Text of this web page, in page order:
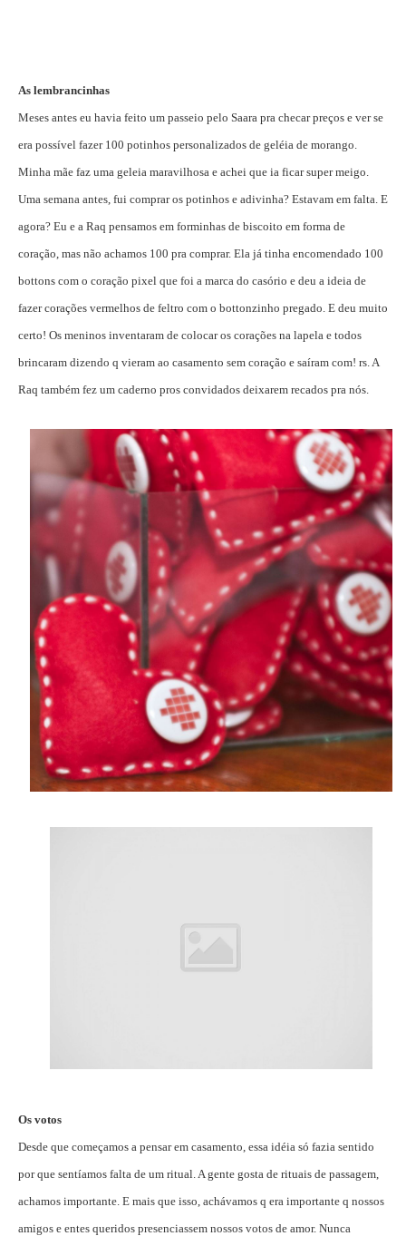
As lembrancinhas
Meses antes eu havia feito um passeio pelo Saara pra checar preços e ver se
era possível fazer 100 potinhos personalizados de geléia de morango.
Minha mãe faz uma geleia maravilhosa e achei que ia ficar super meigo.
Uma semana antes, fui comprar os potinhos e adivinha? Estavam em falta. E
agora? Eu e a Raq pensamos em forminhas de biscoito em forma de
coração, mas não achamos 100 pra comprar. Ela já tinha encomendado 100
bottons com o coração pixel que foi a marca do casório e deu a ideia de
fazer corações vermelhos de feltro com o bottonzinho pregado. E deu muito
certo! Os meninos inventaram de colocar os corações na lapela e todos
brincaram dizendo q vieram ao casamento sem coração e saíram com! rs. A
Raq também fez um caderno pros convidados deixarem recados pra nós.
Os votos
Desde que começamos a pensar em casamento, essa idéia só fazia sentido
por que sentíamos falta de um ritual. A gente gosta de rituais de passagem,
achamos importante. E mais que isso, achávamos q era importante q nossos
amigos e entes queridos presenciassem nossos votos de amor. Nunca